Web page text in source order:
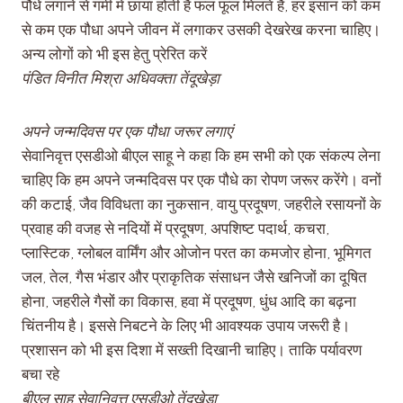
पौधे लगाने से गर्मी में छाया होती है फल फूल मिलते है, हर इंसान को कम
से कम एक पौधा अपने जीवन में लगाकर उसकी देखरेख करना चाहिए।
अन्य लोगों को भी इस हेतु प्रेरित करें
पंडित विनीत मिश्रा अधिवक्ता तेंदूखेड़ा
अपने जन्मदिवस पर एक पौधा जरूर लगाएं
सेवानिवृत्त एसडीओ बीएल साहू ने कहा कि हम सभी को एक संकल्प लेना
चाहिए कि हम अपने जन्मदिवस पर एक पौधे का रोपण जरूर करेंगे। वनों
की कटाई, जैव विविधता का नुकसान, वायु प्रदूषण, जहरीले रसायनों के
प्रवाह की वजह से नदियों में प्रदूषण, अपशिष्ट पदार्थ, कचरा,
प्लास्टिक, ग्लोबल वार्मिंग और ओजोन परत का कमजोर होना, भूमिगत
जल, तेल, गैस भंडार और प्राकृतिक संसाधन जैसे खनिजों का दूषित
होना, जहरीले गैसों का विकास, हवा में प्रदूषण, धुंध आदि का बढ़ना
चिंतनीय है। इससे निबटने के लिए भी आवश्यक उपाय जरूरी है।
प्रशासन को भी इस दिशा में सख्ती दिखानी चाहिए। ताकि पर्यावरण
बचा रहे
बीएल साहू सेवानिवृत्त एसडीओ तेंदूखेड़ा